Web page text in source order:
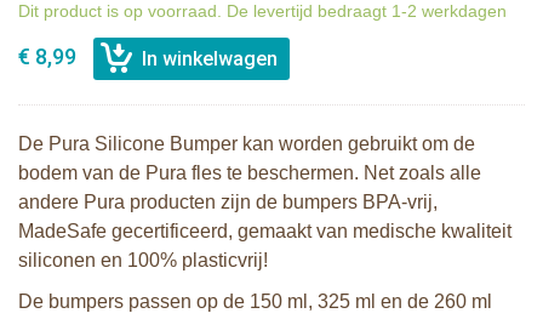
Dit product is op voorraad. De levertijd bedraagt 1-2 werkdagen
€ 8,99
De Pura Silicone Bumper kan worden gebruikt om de
bodem van de Pura fles te beschermen. Net zoals alle
andere Pura producten zijn de bumpers BPA-vrij,
MadeSafe gecertificeerd, gemaakt van medische kwaliteit
siliconen en 100% plasticvrij!
De bumpers passen op de 150 ml, 325 ml en de 260 ml